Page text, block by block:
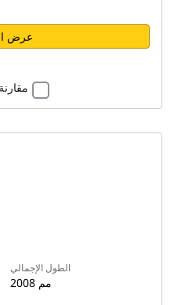
عرض
الطول الإجمالي
2008 مم